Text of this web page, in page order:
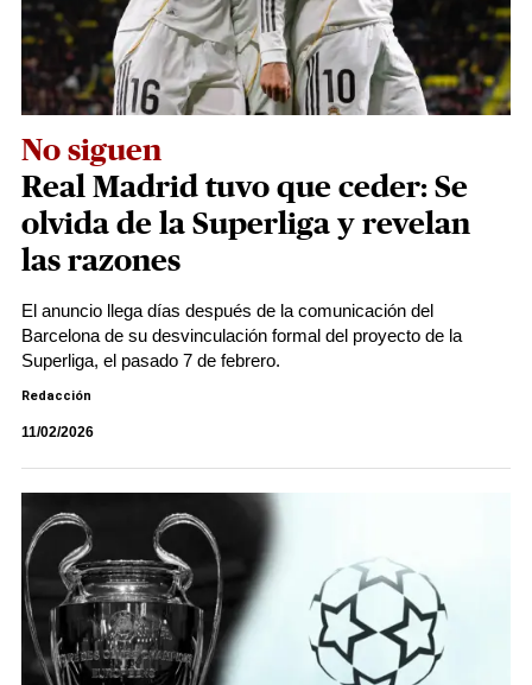
No siguen
Real Madrid tuvo que ceder: Se
olvida de la Superliga y revelan
las razones
El anuncio llega días después de la comunicación del
Barcelona de su desvinculación formal del proyecto de la
Superliga, el pasado 7 de febrero.
Redacción
11/02/2026